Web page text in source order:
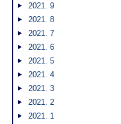
2021. 9
2021. 8
2021. 7
2021. 6
2021. 5
2021. 4
2021. 3
2021. 2
2021. 1